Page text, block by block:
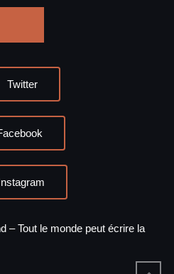
Twitter
– Tout le monde peut écrire la